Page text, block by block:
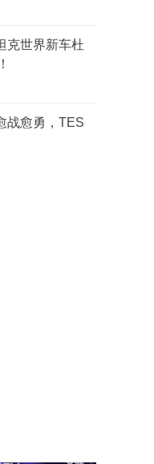
克世界新车杜
战愈勇，TES